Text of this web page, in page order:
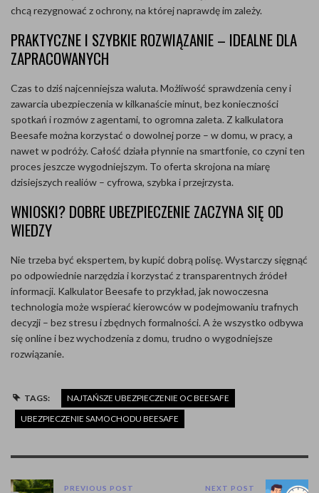
chcą rezygnować z ochrony, na której naprawdę im zależy.
PRAKTYCZNE I SZYBKIE ROZWIĄZANIE – IDEALNE DLA
ZAPRACOWANYCH
Czas to dziś najcenniejsza waluta. Możliwość sprawdzenia ceny i
zawarcia ubezpieczenia w kilkanaście minut, bez konieczności
spotkań i rozmów z agentami, to ogromna zaleta. Z kalkulatora
Beesafe można korzystać o dowolnej porze – w domu, w pracy, a
nawet w podróży. Całość działa płynnie na smartfonie, co czyni ten
proces jeszcze wygodniejszym. To oferta skrojona na miarę
dzisiejszych realiów – cyfrowa, szybka i przejrzysta.
WNIOSKI? DOBRE UBEZPIECZENIE ZACZYNA SIĘ OD
WIEDZY
Nie trzeba być ekspertem, by kupić dobrą polisę. Wystarczy sięgnąć
po odpowiednie narzędzia i korzystać z transparentnych źródeł
informacji. Kalkulator Beesafe to przykład, jak nowoczesna
technologia może wspierać kierowców w podejmowaniu trafnych
decyzji – bez stresu i zbędnych formalności. A że wszystko odbywa
się online i bez wychodzenia z domu, trudno o wygodniejsze
rozwiązanie.
TAGS:
NAJTAŃSZE UBEZPIECZENIE OC BEESAFE
UBEZPIECZENIE SAMOCHODU BEESAFE
PREVIOUS POST NEXT POST